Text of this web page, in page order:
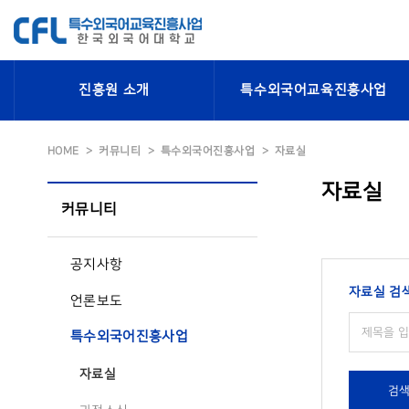
진흥원 소개 특수외국어교육진흥사업
HOME 커뮤니티 특수외국어진흥사업 자료실
커뮤니티
공지사항
언론보도
특수외국어진흥사업
자료실
자료실
자료실 검
검색